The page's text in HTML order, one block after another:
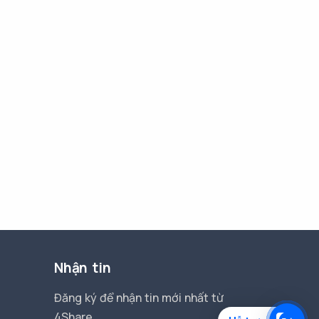
Nhận tin
Đăng ký để nhận tin mới nhất từ